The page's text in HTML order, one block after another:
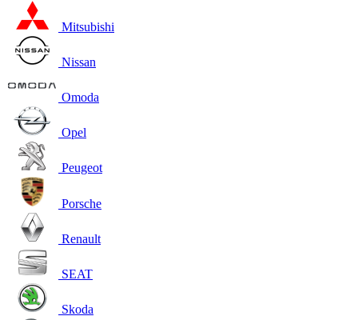
Mitsubishi
Nissan
Omoda
Opel
Peugeot
Porsche
Renault
SEAT
Skoda